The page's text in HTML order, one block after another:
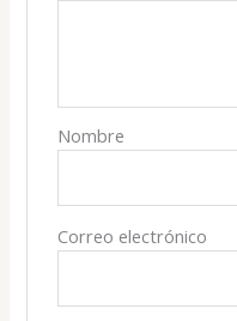
Nombre
Correo electrónico